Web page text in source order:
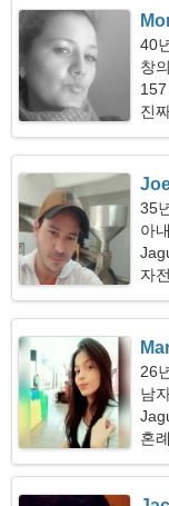
40
창
진
35
아
자
26
남
혼례